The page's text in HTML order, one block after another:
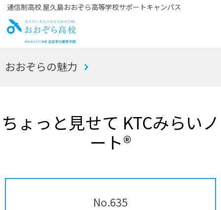
通信制高校 屋久島おおぞら高等学校サポートキャンパス
お
おおぞらの魅力
ちょっと見せて KTCみらいノ
ート®
No.635